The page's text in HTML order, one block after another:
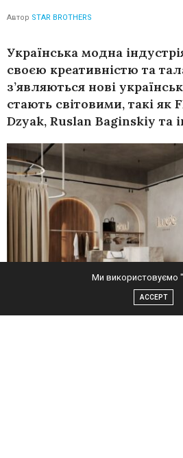
Автор STAR BROTHERS
Українська модна
своєю креативністю та
з’являються нові
стають світовими, такі як
Dzyak, Ruslan Baginskiy та
Ми використовуємо
ACCEPT